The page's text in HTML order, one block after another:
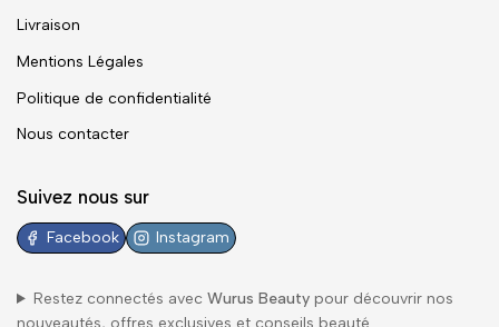
Livraison
Mentions Légales
Politique de confidentialité
Nous contacter
Suivez nous sur
Facebook Instagram
Restez connectés avec Wurus Beautypour découvrir nos
nouveautés, offres exclusives et conseils beauté.